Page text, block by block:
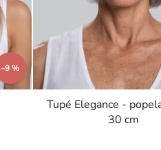
–9 %
Tupé Elegance -
30 cm